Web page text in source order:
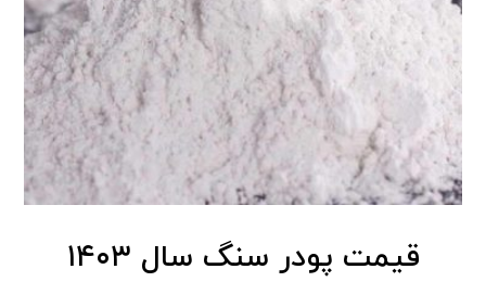
قیمت پودر سنگ سال ۱۴۰۳